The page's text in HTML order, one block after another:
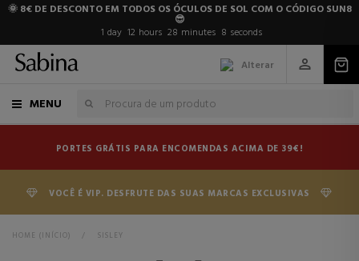
🌞 8€ DE DESCONTO EM TODOS OS ÓCULOS DE SOL COM O CÓDIGO SUN8
😎
1 day 12 hours 28 minutes 8 seconds
Alterar
MENU
PORTES GRÁTIS PARA ENCOMENDAS ACIMA DE 39€!
VOCÊ É VIP. DESFRUTE DAS SUAS MARCAS EXCLUSIVAS
HOME (INÍCIO) > SISLEY